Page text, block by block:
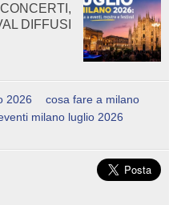
DIFFUSI
2026
cosa fare a milano
milano luglio 2026